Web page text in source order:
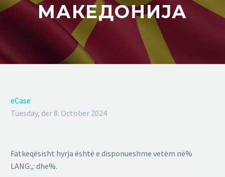
МАКЕДОНИЈА
eCase
Tuesday, der 8. October 2024
Fatkeqësisht hyrja është e disponueshme vetëm në%
LANG:,: dhe%.